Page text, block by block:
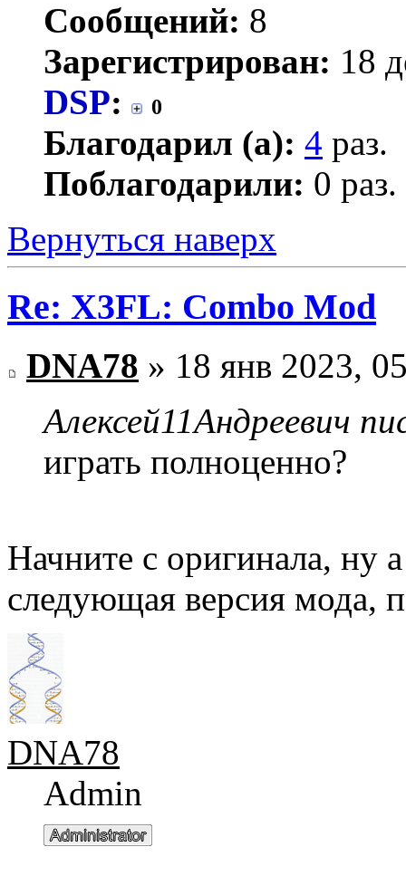
Сообщений: 8
Зарегистрирован: 18
DSP: 0
Благодарил (а): 4 раз.
Поблагодарили: 0 раз.
Вернуться наверх
Re: X3FL: Combo Mod
DNA78 » 18 янв 2023,
Алексей11Андреевич
играть полноценно?
Начните с оригинала, ну
следующая версия мода,
DNA78
Admin